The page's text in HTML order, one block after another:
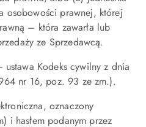
osobowości prawnej, której
– która zawarła lub
ze Sprzedawcą.
ustawa Kodeks cywilny z dnia
nr 16, poz. 93 ze zm.).
oznaczony
i hasłem podanym przez